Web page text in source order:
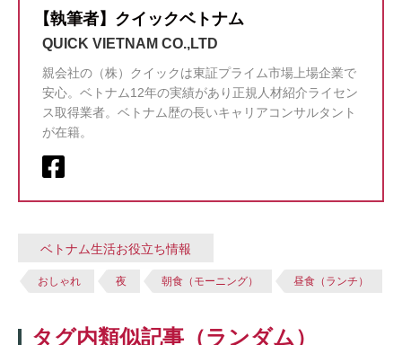
【執筆者】クイックベトナム
QUICK VIETNAM CO.,LTD
親会社の（株）クイックは東証プライム市場上場企業で
安心。ベトナム12年の実績があり正規人材紹介ライセン
ス取得業者。ベトナム歴の長いキャリアコンサルタント
が在籍。
ベトナム生活お役立ち情報
おしゃれ 夜 朝食（モーニング） 昼食（ランチ）
タグ内類似記事（ランダム）